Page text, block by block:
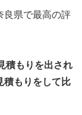
良県で最高の評
積もりを出され
積もりをして比